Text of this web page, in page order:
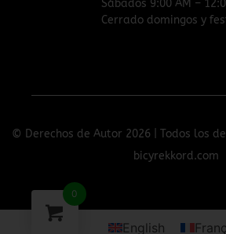
Sábados 9:00 AM –
Cerrado domingos y
© Derechos de Autor 2026 | Todos los
bicyrekkord.com
0
English